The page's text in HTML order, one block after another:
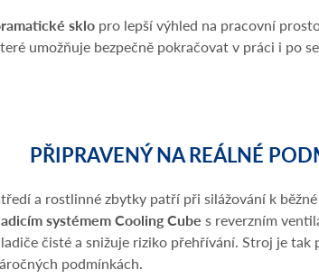
sklopro lepší výhled na pracovní
umožňuje bezpečně pokračovat v práci i po
PŘIPRAVENÝ NA REÁLNÉ
a rostlinné zbytky patří při silážování k
systémem Cooling Cube s reverzním
čisté a snižuje riziko přehřívání. Stroj je tak
podmínkách.